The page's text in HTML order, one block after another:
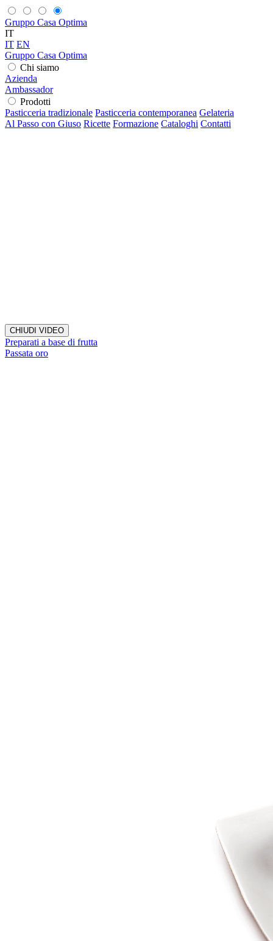
Gruppo Casa Optima
IT
IT EN
Gruppo Casa Optima
Chi siamo
Azienda
Ambassador
Prodotti
Pasticceria tradizionale Pasticceria contemporanea Gelateria
Al Passo con Giuso Ricette Formazione Cataloghi Contatti
CHIUDI VIDEO
Preparati a base di frutta
Passata oro